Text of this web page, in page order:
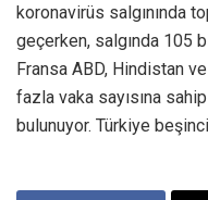
koronavirüs salgınında
geçerken, salgında 105
Fransa ABD, Hindistan
fazla vaka sayısına
bulunuyor. Türkiye